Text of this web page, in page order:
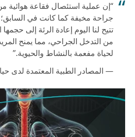
“إن عملية استئصال فقاعة هوائية
جراحة مخيفة كما كانت في السابق؛
تتيح لنا اليوم إعادة الرئة إلى
من التدخل الجراحي، مما يمنح
لحياة مفعمة بالنشاط والحيوية.”
— المصادر الطبية المعتمدة لدى